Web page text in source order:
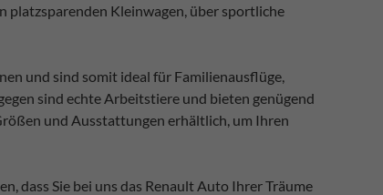
platzsparenden Kleinwagen, über sportliche
und sind somit ideal für Familienausflüge,
sind echte Arbeitstiere und bieten genügend
und Ausstattungen erhältlich, um Ihren
dass Sie bei uns das Renault Auto Ihrer Träume